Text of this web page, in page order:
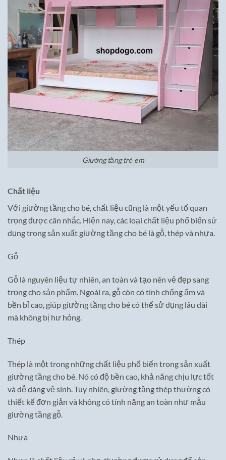
Giường tầng trẻ em
Chất liệu
Với giường tầng cho bé, chất liệu cũng là một yếu tố quan
trọng được cân nhắc. Hiện nay, các loại chất liệu phổ biến sử
dụng trong sản xuất giường tầng cho bé là gỗ, thép và nhựa.
Gỗ
Gỗ là nguyên liệu tự nhiên, an toàn và tạo nên vẻ đẹp sang
trọng cho sản phẩm. Ngoài ra, gỗ còn có tính chống ẩm và
bền bỉ cao, giúp giường tầng cho bé có thể sử dụng lâu dài
mà không bị hư hỏng.
Thép
Thép là một trong những chất liệu phổ biến trong sản xuất
giường tầng cho bé. Nó có độ bền cao, khả năng chịu lực tốt
và dễ dàng vệ sinh. Tuy nhiên, giường tầng thép thường có
thiết kế đơn giản và không có tính năng an toàn như mẫu
giường tầng gỗ.
Nhựa